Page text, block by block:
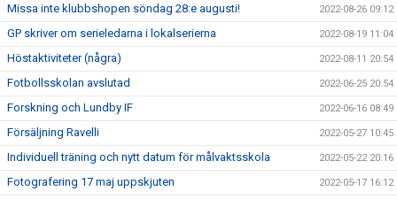
Missa inte klubbshopen söndag 28:e augusti! 2022-08-26 09:12
GP skriver om serieledarna i lokalserierna 2022-08-19 11:04
Höstaktiviteter (några) 2022-08-11 20:54
Fotbollsskolan avslutad 2022-06-25 20:54
Forskning och Lundby IF 2022-06-16 08:49
Försäljning Ravelli 2022-05-27 10:45
Individuell träning och nytt datum för målvaktsskola 2022-05-22 20:16
Fotografering 17 maj uppskjuten 2022-05-17 16:12